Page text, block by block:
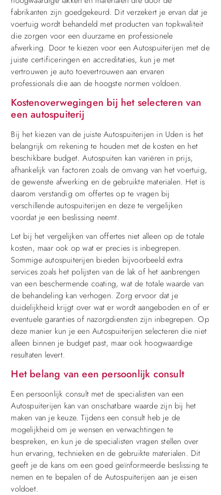
fabrikanten zijn goedgekeurd. Dit verzekert je ervan dat je
voertuig wordt behandeld met producten van topkwaliteit
die zorgen voor een duurzame en professionele
afwerking. Door te kiezen voor een Autospuiterijen met de
juiste certificeringen en accreditaties, kun je met
vertrouwen je auto toevertrouwen aan ervaren
professionals die aan de hoogste normen voldoen.
Kostenoverwegingen bij het selecteren van
een autospuiterij
Bij het kiezen van de juiste Autospuiterijen in Uden is het
belangrijk om rekening te houden met de kosten en het
beschikbare budget. Autospuiten kan variëren in prijs,
afhankelijk van factoren zoals de omvang van het voertuig,
de gewenste afwerking en de gebruikte materialen. Het is
daarom verstandig om offertes op te vragen bij
verschillende autospuiterijen en deze te vergelijken
voordat je een beslissing neemt.
Let bij het vergelijken van offertes niet alleen op de totale
kosten, maar ook op wat er precies is inbegrepen.
Sommige autospuiterijen bieden bijvoorbeeld extra
services zoals het polijsten van de lak of het aanbrengen
van een beschermende coating, wat de totale waarde van
de behandeling kan verhogen. Zorg ervoor dat je
duidelijkheid krijgt over wat er wordt aangeboden en of er
eventuele garanties of nazorgdiensten zijn inbegrepen. Op
deze manier kun je een Autospuiterijen selecteren die niet
alleen binnen je budget past, maar ook hoogwaardige
resultaten levert.
Het belang van een persoonlijk consult
Een persoonlijk consult met de specialisten van een
Autospuiterijen kan van onschatbare waarde zijn bij het
maken van je keuze. Tijdens een consult heb je de
mogelijkheid om je wensen en verwachtingen te
bespreken, en kun je de specialisten vragen stellen over
hun ervaring, technieken en de gebruikte materialen. Dit
geeft je de kans om een goed geïnformeerde beslissing te
nemen en te bepalen of de Autospuiterijen aan je eisen
voldoet.